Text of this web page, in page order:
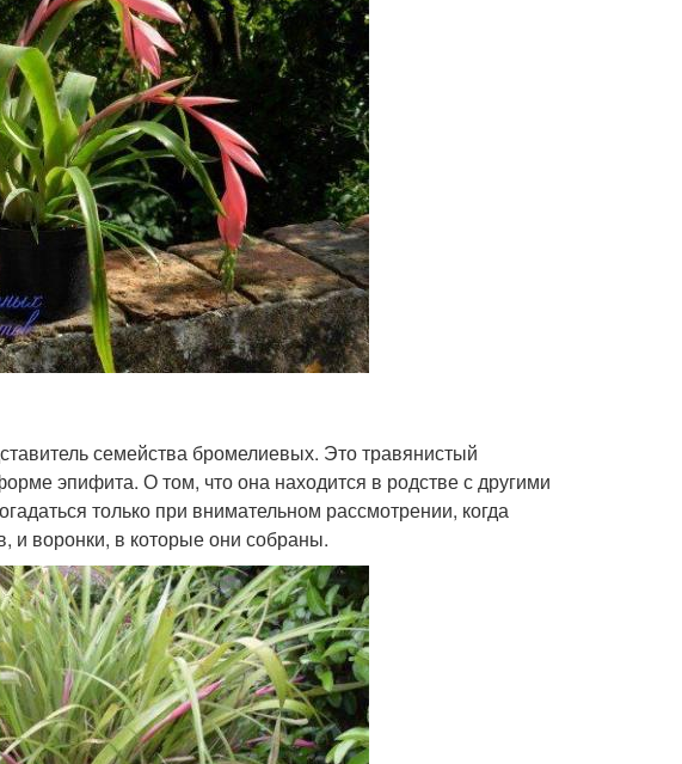
семейства бромелиевых. Это травянистый
эпифита. О том, что она находится в родстве с другими
только при внимательном рассмотрении, когда
и воронки, в которые они собраны.